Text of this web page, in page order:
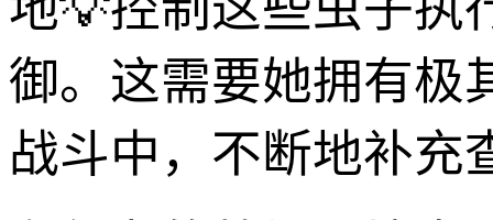
御。这需要她拥有极
战斗中，不断地补充